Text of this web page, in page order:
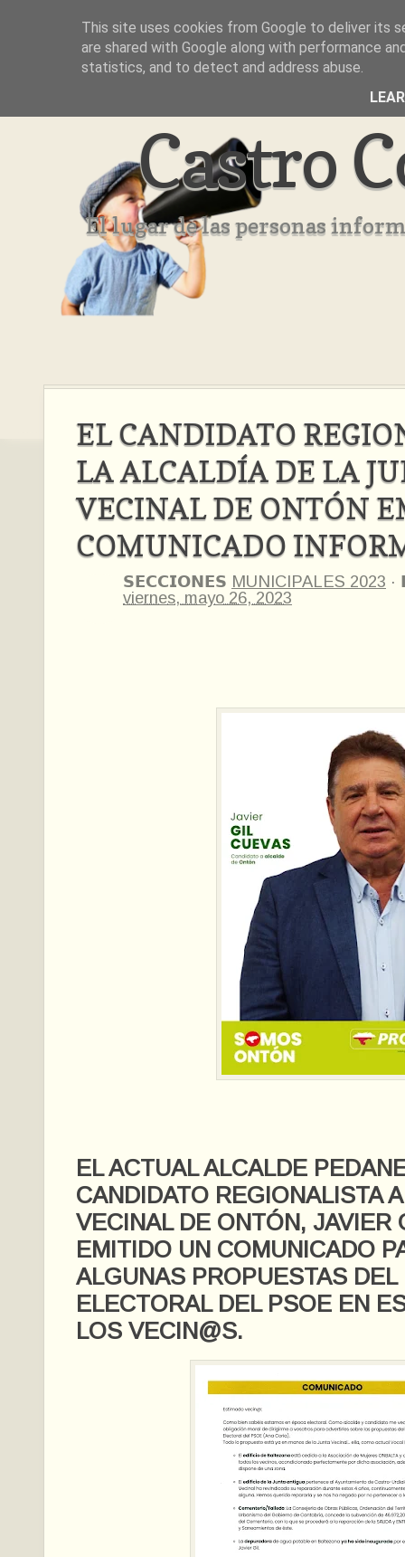
Inicio Aviso Legal Quienes Somos ??
Castro
El lugar de las personas
EL CANDIDATO
LA ALCALDÍA DE LA
VECINAL DE ONTÓN
COMUNICADO
𝗦𝗘𝗖𝗖𝗜𝗢𝗡𝗘𝗦 MUNICIPALES 2023 ·
viernes, mayo 26, 2023
EL ACTUAL ALCALDE
CANDIDATO REGIONALISTA
VECINAL DE ONTÓN, JAVIER
EMITIDO UN COMUNICADO
ALGUNAS PROPUESTAS DEL
ELECTORAL DEL PSOE EN
LOS VECIN@S.
This site uses cookies from Google to deliver its
are shared with Google along with performance
statistics, and to detect and address abuse.